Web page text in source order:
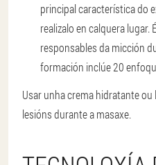
principal característica do
realizalo en calquera
responsables da micción
formación inclúe 20
Usar unha crema hidratante
lesións durante a masaxe.